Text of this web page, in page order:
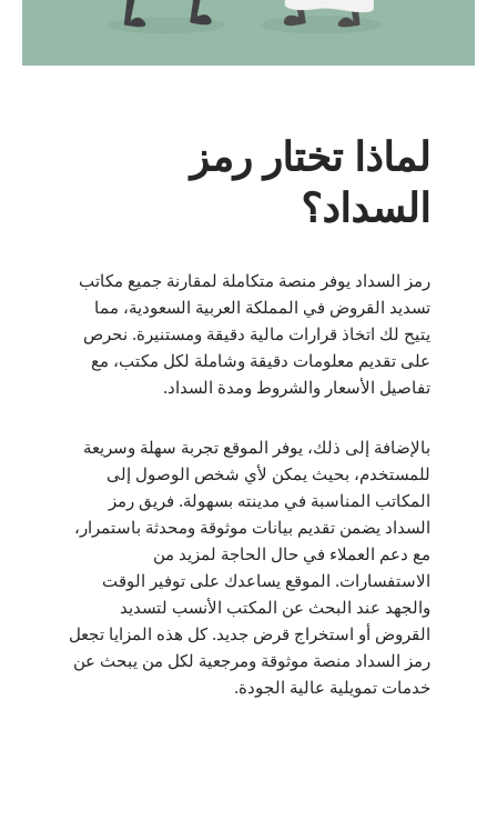
لماذا تختار رمز
السداد؟
رمز السداد يوفر منصة متكاملة لمقارنة جميع مكاتب
تسديد القروض في المملكة العربية السعودية، مما
يتيح لك اتخاذ قرارات مالية دقيقة ومستنيرة. نحرص
على تقديم معلومات دقيقة وشاملة لكل مكتب، مع
تفاصيل الأسعار والشروط ومدة السداد.
بالإضافة إلى ذلك، يوفر الموقع تجربة سهلة وسريعة
للمستخدم، بحيث يمكن لأي شخص الوصول إلى
المكاتب المناسبة في مدينته بسهولة. فريق رمز
السداد يضمن تقديم بيانات موثوقة ومحدثة باستمرار،
مع دعم العملاء في حال الحاجة لمزيد من
الاستفسارات. الموقع يساعدك على توفير الوقت
والجهد عند البحث عن المكتب الأنسب لتسديد
القروض أو استخراج قرض جديد. كل هذه المزايا تجعل
رمز السداد منصة موثوقة ومرجعية لكل من يبحث عن
خدمات تمويلية عالية الجودة.